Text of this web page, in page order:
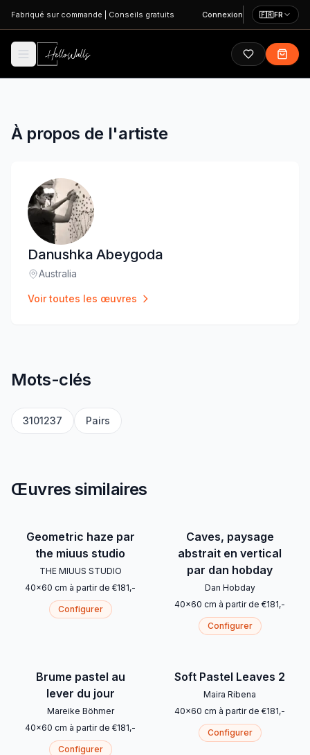
Aller au contenu principal
Fabriqué sur commande Conseils gratuits Connexion 🇫🇷FR
À propos de l'artiste
Danushka Abeygoda
Lieu:
Australia
Voir toutes les œuvres
Mots-clés
3101237 Pairs
Œuvres similaires
Geometric haze par
the miuus studio
THE MIUUS STUDIO
40x60 cm à partir de €181,-
Configurer
Caves, paysage
abstrait en vertical
par dan hobday
Dan Hobday
40x60 cm à partir de €181,-
Configurer
Brume pastel au
lever du jour
Mareike Böhmer
40x60 cm à partir de €181,-
Configurer
Soft Pastel Leaves 2
Maira Ribena
40x60 cm à partir de €181,-
Configurer